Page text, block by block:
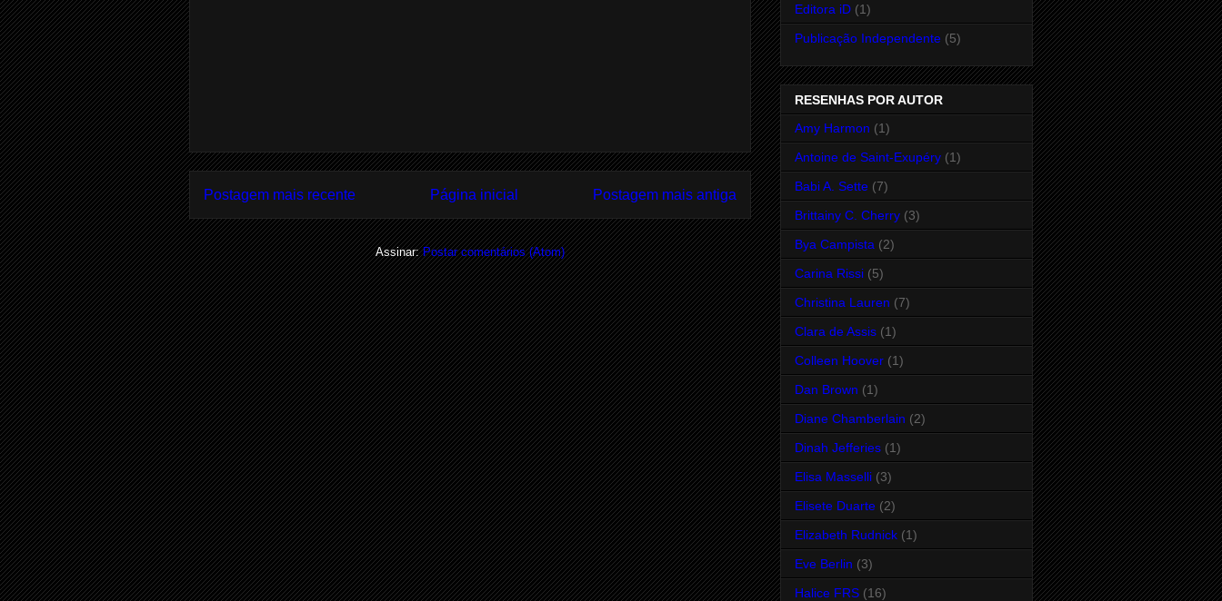
Postagem mais recente Postagem mais antiga
Página inicial
Assinar:Postar comentários (Atom)
Editora iD (1)
Publicação Independente (5)
RESENHAS POR AUTOR
Amy Harmon (1)
Antoine de Saint-Exupéry (1)
Babi A. Sette (7)
Brittainy C. Cherry (3)
Bya Campista (2)
Carina Rissi (5)
Christina Lauren (7)
Clara de Assis (1)
Colleen Hoover (1)
Dan Brown (1)
Diane Chamberlain (2)
Dinah Jefferies (1)
Elisa Masselli (3)
Elisete Duarte (2)
Elizabeth Rudnick (1)
Eve Berlin (3)
Halice FRS (16)